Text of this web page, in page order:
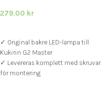
279.00 kr
✓ Original bakre LED-lampa till
Kukirin G2 Master
✓ Levereras komplett med skruvar
för montering